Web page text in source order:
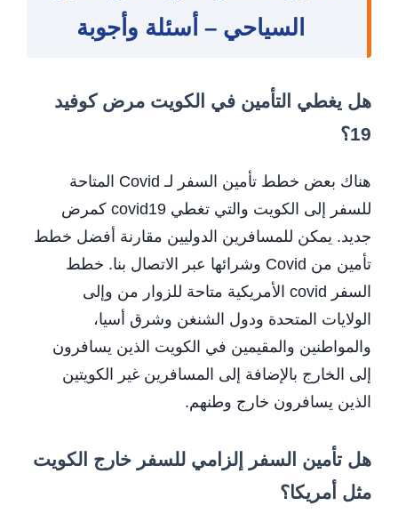
السياحي – أسئلة وأجوبة
هل يغطي التأمين في الكويت مرض كوفيد
19؟
هناك بعض خطط تأمين السفر لـ Covid المتاحة
للسفر إلى الكويت والتي تغطي covid19 كمرض
جديد. يمكن للمسافرين الدوليين مقارنة أفضل خطط
تأمين من Covid وشرائها عبر الاتصال بنا. خطط
السفر covid الأمريكية متاحة للزوار من وإلى
الولايات المتحدة ودول الشنغن وشرق أسيا،
والمواطنين والمقيمين في الكويت الذين يسافرون
إلى الخارج بالإضافة إلى المسافرين غير الكويتين
الذين يسافرون خارج وطنهم.
هل تأمين السفر إلزامي للسفر خارج الكويت
مثل أمريكا؟